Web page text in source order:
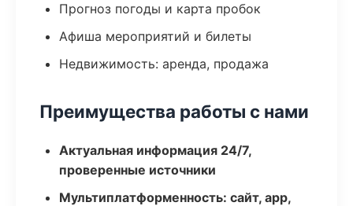
Прогноз погоды и карта пробок
Афиша мероприятий и билеты
Недвижимость: аренда, продажа
Преимущества работы с нами
Актуальная информация 24/7,
проверенные источники
Мультиплатформенность: сайт, app,